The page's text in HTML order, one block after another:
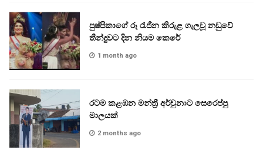
පුෂ්පිකාගේ රූ රැජින කිරුළ ගැලවූ නඩුවේ
තීන්දුවට දින නියම කෙරේ
1 month ago
රටම කළඹන මන්ත්‍රී අර්චුනාට සෙරෙප්පු
මාලයක්
2 months ago